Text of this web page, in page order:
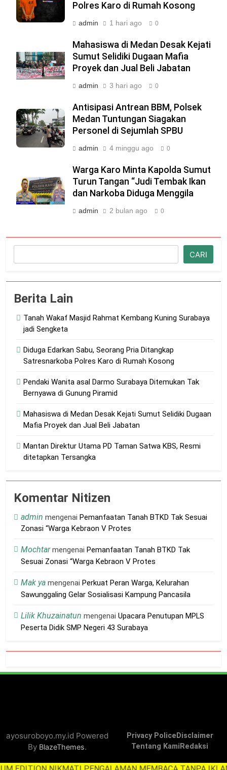
Polres Karo di Rumah Kosong
admin 1 hari ago 0
Mahasiswa di Medan Desak Kejati
Sumut Selidiki Dugaan Mafia
Proyek dan Jual Beli Jabatan
admin 3 hari ago 0
Antisipasi Antrean BBM, Polsek
Medan Tuntungan Siagakan
Personel di Sejumlah SPBU
admin 4 minggu ago 0
Warga Karo Minta Kapolda Sumut
Turun Tangan “Judi Tembak Ikan
dan Narkoba Diduga Menggila
admin 2 bulan ago 0
CARI
Berita Lain
Tanah Wakaf Masjid Rahmat Kembang Kuning Surabaya
jadi Sengketa
Diduga Edarkan Sabu, Seorang Pria Ditangkap
Satresnarkoba Polres Karo di Rumah Kosong
Pendaki Wanita asal Darmo Surabaya Ditemukan Tak
Bernyawa di Gunung Piramid
Mahasiswa di Medan Desak Kejati Sumut Selidiki Dugaan
Mafia Proyek dan Jual Beli Jabatan
Mantan Direktur Utama PD Taman Satwa KBS, Resmi
ditetapkan Tersangka
Komentar Nitizen
admin mengenai Pemanfaatan Tanah BTKD Tak Sesuai
Zonasi “Warga Kebraon V Protes
Mochtarmengenai Pemanfaatan Tanah BTKD Tak
Sesuai Zonasi “Warga Kebraon V Protes
Mak ya mengenai Perkuat Peran Warga, Kelurahan
Sawunggaling Gelar Sosialisasi Kampung Pancasila
Lilik Khuzainatun mengenai Upacara Penutupan MPLS
Peserta Didik SMP Negeri 43 Surabaya
ayosuroboyo.my.id Powered
By BlazeThemes.
Privacy PoliceDisclaimer
Tentang KamiRedaksi